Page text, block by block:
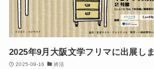
2025年9月大阪文学フリマに出展し
2025-09-16 終活